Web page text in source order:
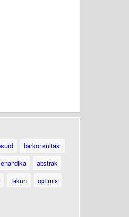
berkonsultasi
abstrak
tekun optimis